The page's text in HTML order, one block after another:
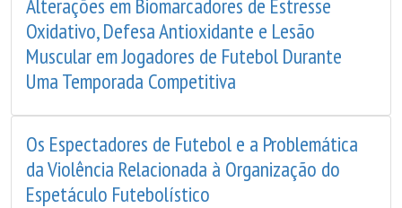
Alterações em Biomarcadores de Estresse
Oxidativo, Defesa Antioxidante e Lesão
Muscular em Jogadores de Futebol Durante
Uma Temporada Competitiva
Os Espectadores de Futebol e a Problemática
da Violência Relacionada à Organização do
Espetáculo Futebolístico